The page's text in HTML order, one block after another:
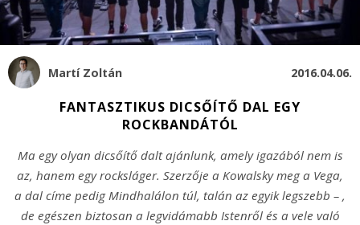
Martí Zoltán 2016.04.06.
FANTASZTIKUS DICSŐÍTŐ DAL EGY
ROCKBANDÁTÓL
Ma egy olyan dicsőítő dalt ajánlunk, amely igazából nem is
az, hanem egy rocksláger. Szerzője a Kowalsky meg a Vega,
a dal címe pedig Mindhalálon túl, talán az egyik legszebb – ,
de egészen biztosan a legvidámabb Istenről és a vele való